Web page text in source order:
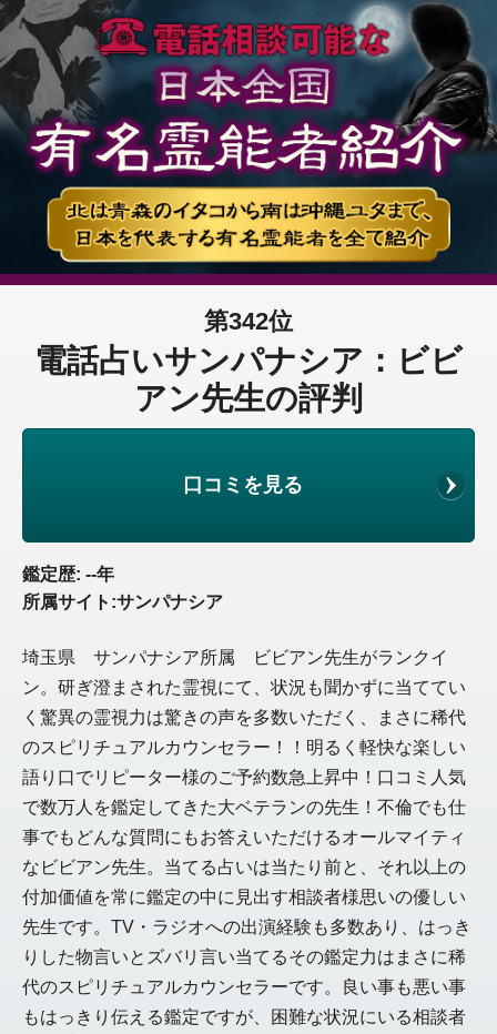
第342位
電話占いサンパナシア：ビビ
アン先生の評判
口コミを見る
鑑定歴: --年
所属サイト:サンパナシア
埼玉県 サンパナシア所属 ビビアン先生がランクイ
ン。研ぎ澄まされた霊視にて、状況も聞かずに当ててい
く驚異の霊視力は驚きの声を多数いただく、まさに稀代
のスピリチュアルカウンセラー！！明るく軽快な楽しい
語り口でリピーター様のご予約数急上昇中！口コミ人気
で数万人を鑑定してきた大ベテランの先生！不倫でも仕
事でもどんな質問にもお答えいただけるオールマイティ
なビビアン先生。当てる占いは当たり前と、それ以上の
付加価値を常に鑑定の中に見出す相談者様思いの優しい
先生です。TV・ラジオへの出演経験も多数あり、はっき
りした物言いとズバリ言い当てるその鑑定力はまさに稀
代のスピリチュアルカウンセラーです。良い事も悪い事
もはっきり伝える鑑定ですが、困難な状況にいる相談者